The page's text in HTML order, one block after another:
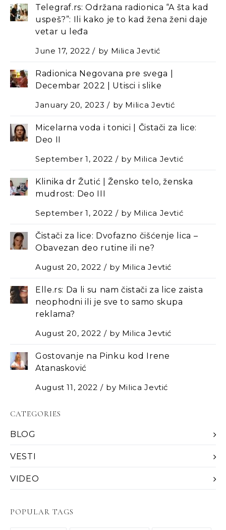
Telegraf.rs: Održana radionica “A šta kad
uspeš?”: Ili kako je to kad žena ženi daje
vetar u leđa
June 17, 2022
by Milica Jevtić
Radionica Negovana pre svega |
Decembar 2022 | Utisci i slike
January 20, 2023
by Milica Jevtić
Micelarna voda i tonici | Čistači za lice:
Deo II
September 1, 2022
by Milica Jevtić
Klinika dr Žutić | Žensko telo, ženska
mudrost: Deo III
September 1, 2022
by Milica Jevtić
Čistači za lice: Dvofazno čišćenje lica –
Оbavezan deo rutine ili ne?
August 20, 2022
by Milica Jevtić
Elle.rs: Da li su nam čistači za lice zaista
neophodni ili je sve to samo skupa
reklama?
August 20, 2022
by Milica Jevtić
Gostovanje na Pinku kod Irene
Atanasković
August 11, 2022
by Milica Jevtić
CATEGORIES
BLOG
VESTI
VIDEO
POPULAR TAGS